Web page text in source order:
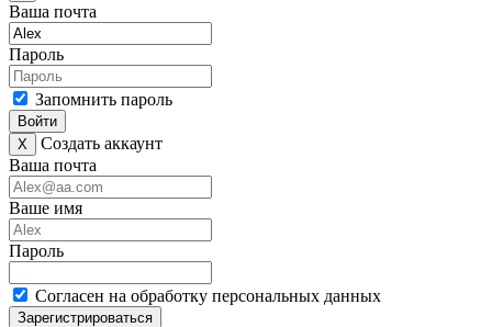
Ваша почта
Пароль
Запомнить пароль
Войти
X
Создать аккаунт
Ваша почта
Ваше имя
Пароль
Согласен на обработку персональных данных
Зарегистрироваться